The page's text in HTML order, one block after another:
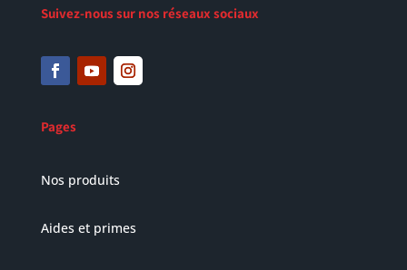
Suivez-nous sur nos réseaux sociaux
Pages
Nos produits
Aides et primes